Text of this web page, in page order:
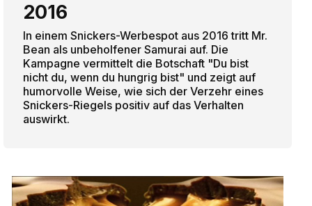
2016
In einem Snickers-Werbespot aus 2016 tritt Mr.
Bean als unbeholfener Samurai auf. Die
Kampagne vermittelt die Botschaft "Du bist
nicht du, wenn du hungrig bist" und zeigt auf
humorvolle Weise, wie sich der Verzehr eines
Snickers-Riegels positiv auf das Verhalten
auswirkt.